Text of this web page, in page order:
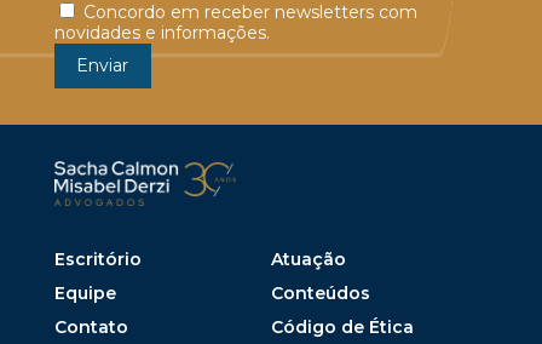
Concordo em receber newsletters com
novidades e informações.
Escritório
Atuação
Equipe
Conteúdos
Contato
Código de Ética